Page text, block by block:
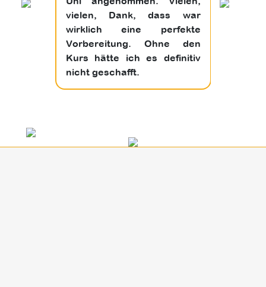
vielen, Dank, dass war
wirklich eine perfekte
Vorbereitung. Ohne den
Kurs hätte ich es definitiv
nicht geschafft.